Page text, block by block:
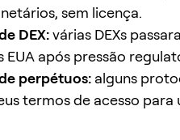
sem licença.
DEX:várias DEXs
EUA após pressão
perpétuos: alguns
termos de acesso para